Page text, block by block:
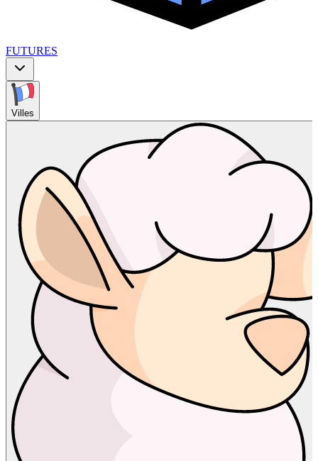
FUTURES
Villes